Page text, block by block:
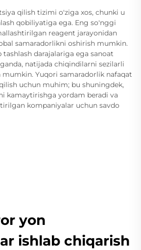
qilish tizimi o'ziga xos, chunki u
qobiliyatiga ega. Eng so'nggi
reagent jarayonidan
samaradorlikni oshirish mumkin.
darajalariga ega sanoat
natijada chiqindilarni sezilarli
Yuqori samaradorlik nafaqat
uchun muhim; bu shuningdek,
kamaytirishga yordam beradi va
kompaniyalar uchun savdo
yon
ishlab chiqarish